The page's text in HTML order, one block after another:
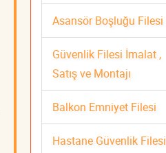
Asansör Boşluğu Filesi
Güvenlik Filesi İmalat ,
Satış ve Montajı
Balkon Emniyet Filesi
Hastane Güvenlik Filesi